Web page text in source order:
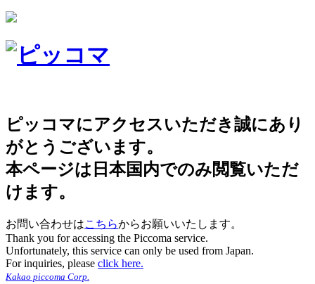
ピッコマにアクセスいただき誠にあり
がとうございます。
本ページは日本国内でのみ閲覧いただ
けます。
お問い合わせはこちらからお願いいたします。
Thank you for accessing the Piccoma service.
Unfortunately, this service can only be used from Japan.
For inquiries, please click here.
Kakao piccoma Corp.